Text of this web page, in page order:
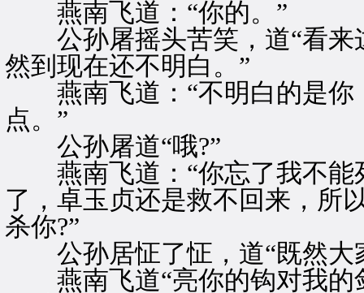
燕南飞道：“你的。”
公孙屠摇头苦笑，道“看来
然到现在还不明白。”
燕南飞道：“不明白的是你
点。”
公孙屠道“哦?”
燕南飞道：“你忘了我不能
了，卓玉贞还是救不回来，所
杀你?”
公孙居怔了怔，道“既然大
燕南飞道“亮你的钩对我的